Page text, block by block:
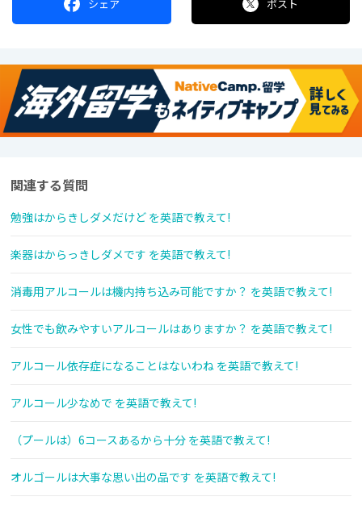
シェア ポスト
関連する質問
勉強はからきしダメだけど を英語で教えて!
楽器はからっきしダメです を英語で教えて!
消毒用アルコールは機内持ち込み可能ですか？ を英語で教えて!
女性でも飲みやすいアルコールはありますか？ を英語で教えて!
アルコール依存症になることはないわね を英語で教えて!
アルコール少なめで を英語で教えて!
（プールは）6コースあるから十分 を英語で教えて!
オルゴールは大事な思い出の品です を英語で教えて!